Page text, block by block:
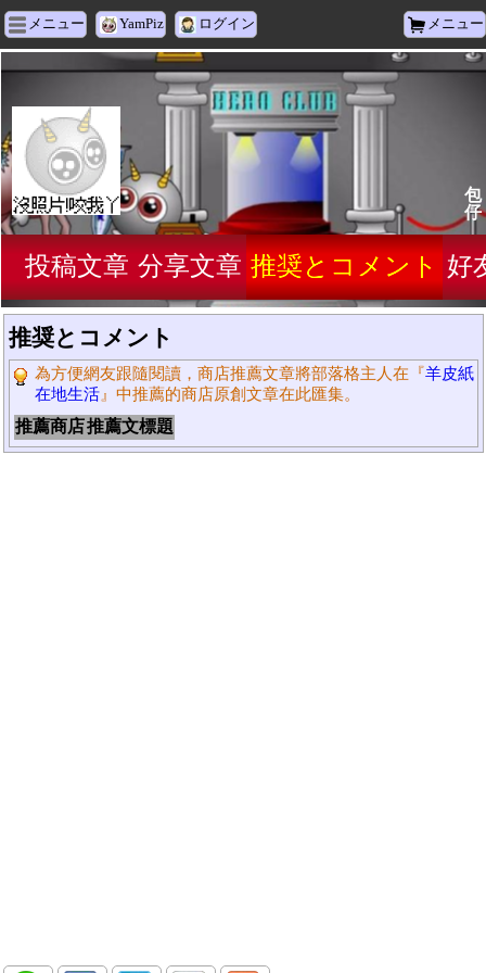
メニュー YamPiz ログイン メニュー
包
仔
投稿文章 分享文章 推奨とコメント 好
推奨とコメント
為方便網友跟隨閱讀，商店推薦文章將部落格主人在『羊皮紙
在地生活 』中推薦的商店原創文章在此匯集。
推薦商店推薦文標題